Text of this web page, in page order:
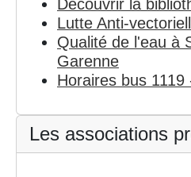
Découvrir la
Lutte Anti-
Qualité de l'eau à
Garenne
Horaires bus
Les associations